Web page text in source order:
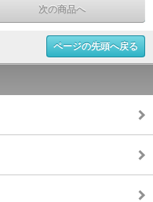
次の商品へ
ページの先頭へ戻る